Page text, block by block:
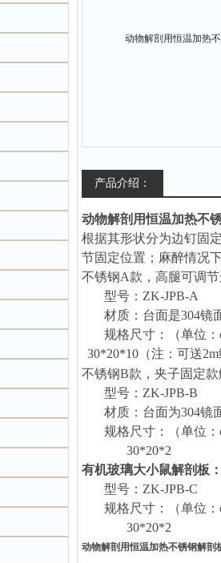
产品介绍：
动物解剖用恒温加热不
根据其形状分为边钉固
节固定位置 ； 麻醉情况
不锈钢A款， 高腿可调节
型号： ZK-JPB-A
材质： 台面是304镜
规格尺寸：（单位：
30*20*10（注：可送
不锈钢B款，夹子固定
型号： ZK-JPB-B
材质：台面为304镜
规格尺寸：（单位：
30*20*2
有机玻璃大小鼠解剖板
型号： ZK-JPB-C
规格尺寸：（单位：
30*20*2
动物解剖用恒温加热不锈钢解剖